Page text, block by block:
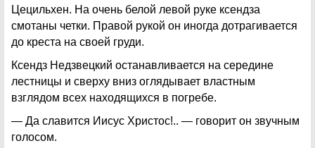
Цецильхен. На очень белой левой руке ксендза
смотаны четки. Правой рукой он иногда дотрагивается
до креста на своей груди.
Ксендз Недзвецкий останавливается на середине
лестницы и сверху вниз оглядывает властным
взглядом всех находящихся в погребе.
— Да славится Иисус Христос!.. — говорит он звучным
голосом.